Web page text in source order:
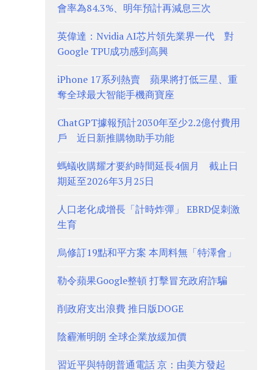
會率為84.3%、明年預計再減息三次
英偉達：Nvidia AI芯片領先業界一代 對
Google TPU成功感到高興
iPhone 17系列熱賣 蘋果將打低三星、重
奪全球最大智能手機商寶座
ChatGPT據報預計2030年至少2.2億付費用
戶 近日新推購物助手功能
螞蟻收購耀才要約時間延長4個月 截止日
期延至2026年3月25日
人口老化成增長「計時炸彈」 EBRD促刺激
生育
烏修訂19點和平方案 本周料無「特澤會」
勒令蘋果Google整頓 打擊冒充政府詐騙
削政府支出浪費 推日版DOGE
陰霾漸明朗 全球企業放緩加價
習近平與特朗普通電話 京：由美方發起